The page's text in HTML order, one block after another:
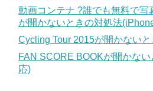
動画コンテナ ?誰でも無料で写
が開かないときの対処法
Cycling Tour 2015が開かない
FAN SCORE BOOKが開かな
応)